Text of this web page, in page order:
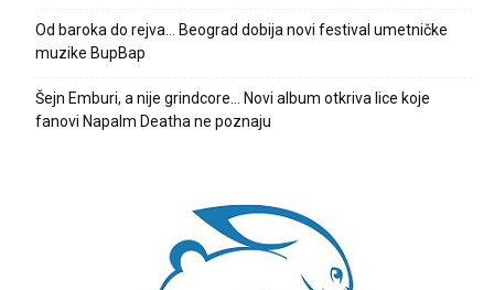
Od baroka do rejva… Beograd dobija novi festival umetničke
muzike BupBap
Šejn Emburi, a nije grindcore… Novi album otkriva lice koje
fanovi Napalm Deatha ne poznaju